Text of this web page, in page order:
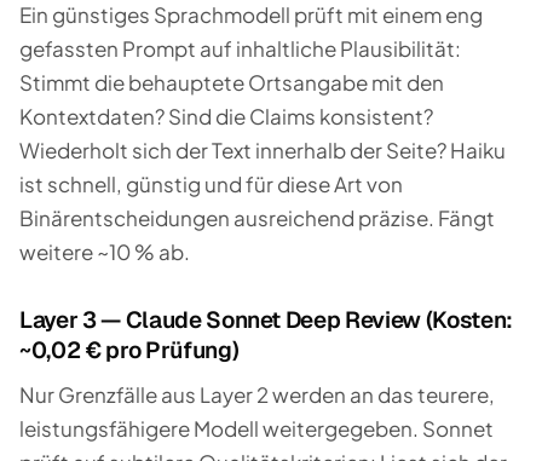
Ein günstiges Sprachmodell prüft mit einem eng
gefassten Prompt auf inhaltliche Plausibilität:
Stimmt die behauptete Ortsangabe mit den
Kontextdaten? Sind die Claims konsistent?
Wiederholt sich der Text innerhalb der Seite? Haiku
ist schnell, günstig und für diese Art von
Binärentscheidungen ausreichend präzise. Fängt
weitere ~10 % ab.
Layer 3 — Claude Sonnet Deep Review (Kosten:
~0,02 € pro Prüfung)
Nur Grenzfälle aus Layer 2 werden an das teurere,
leistungsfähigere Modell weitergegeben. Sonnet